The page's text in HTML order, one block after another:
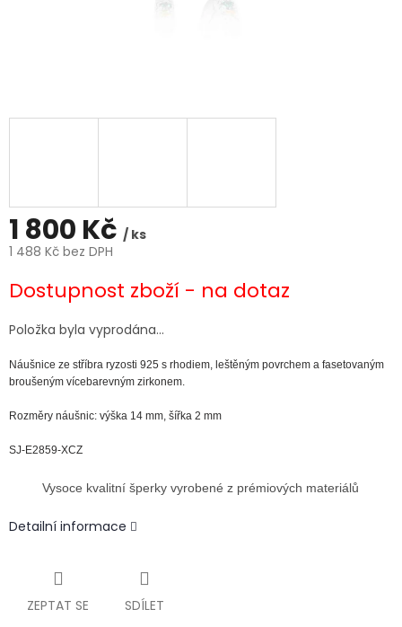
1 800 Kč / ks
1 488 Kč bez DPH
cena:
Dostupnost zboží - na dotaz
Položka byla vyprodána…
Náušnice ze stříbra ryzosti 925 s rhodiem, leštěným povrchem a fasetovaným
broušeným vícebarevným zirkonem.
Rozměry náušnic: výška 14 mm, šířka 2 mm
SJ-E2859-XCZ
Vysoce kvalitní šperky vyrobené z prémiových materiálů
Detailní informace
ZEPTAT SE SDÍLET